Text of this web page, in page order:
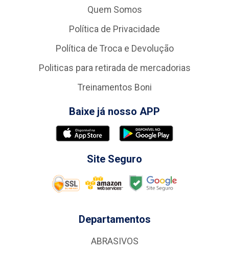
Quem Somos
Política de Privacidade
Política de Troca e Devolução
Politicas para retirada de mercadorias
Treinamentos Boni
Baixe já nosso APP
Site Seguro
Departamentos
ABRASIVOS